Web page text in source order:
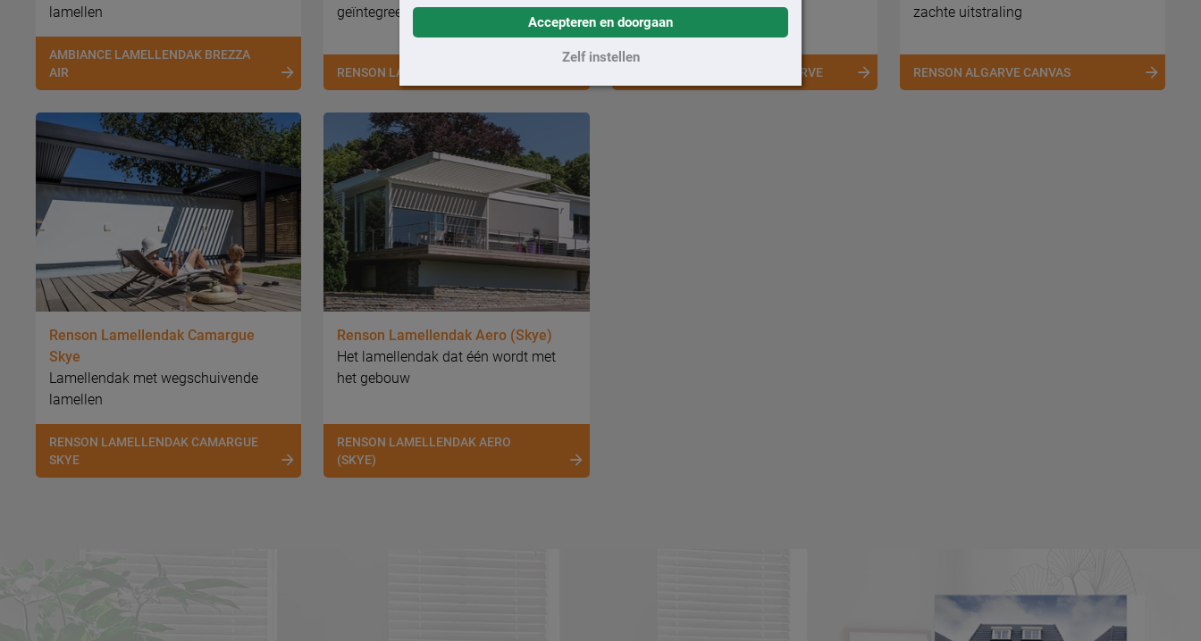
Accepteren en doorgaan
Zelf instellen
lamellen
AMBIANCE LAMELLENDAK BREZZA
AIR
geïntegreerde accessoires
RENSON LAMELLENDAK CAMARGUE
klassieke uitstraling.
RENSON LAMELLENDAK ALGARVE
zachte uitstraling
RENSON ALGARVE CANVAS
Renson Lamellendak Camargue
Skye
Lamellendak met wegschuivende
lamellen
RENSON LAMELLENDAK CAMARGUE
SKYE
Renson Lamellendak Aero (Skye)
Het lamellendak dat één wordt met
het gebouw
RENSON LAMELLENDAK AERO
(SKYE)